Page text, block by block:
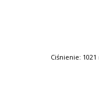
Ciśnienie: 1021